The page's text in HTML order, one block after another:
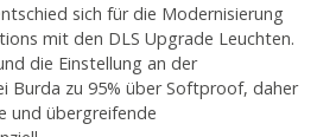
sich für die Modernisierung
mit den DLS Upgrade Leuchten.
die Einstellung an der
Burda zu 95% über Softproof, daher
und übergreifende